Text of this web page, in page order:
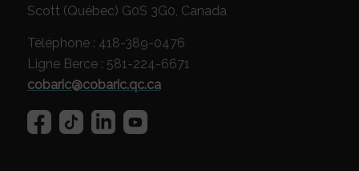
Scott (Québec) G0S 3G0, Canada
Téléphone : 418-389-0476
Ligne Berce : 581-224-6671
cobaric@cobaric.qc.ca